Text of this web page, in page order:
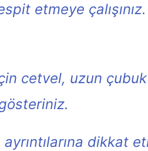
etmeye çalışınız.
cetvel, uzun
dikkat